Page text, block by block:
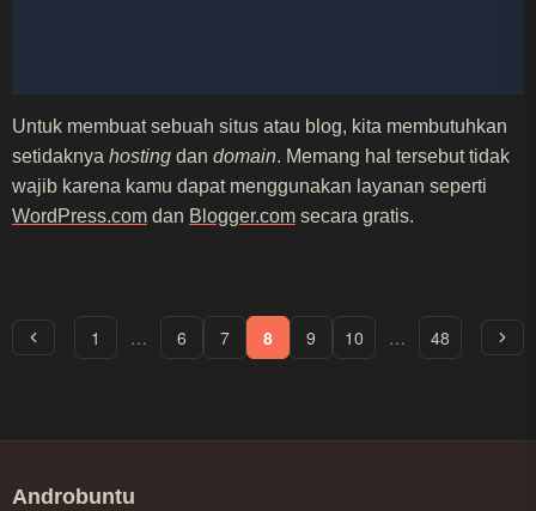
Untuk membuat sebuah situs atau blog, kita membutuhkan
setidaknya hosting dan domain. Memang hal tersebut tidak
wajib karena kamu dapat menggunakan layanan seperti
WordPress.com dan Blogger.com secara gratis.
1 … 6 7 8 9 10 … 48
Androbuntu